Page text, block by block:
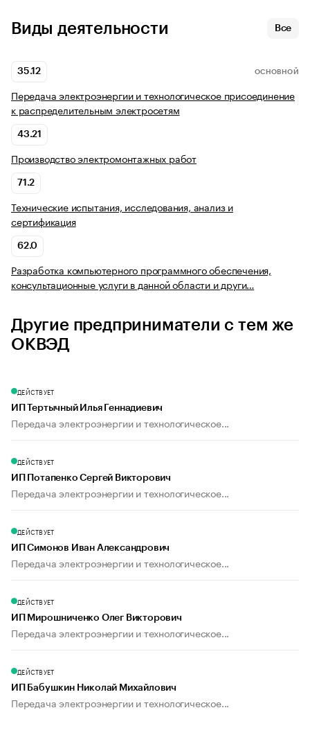
Виды деятельности Все
35.12 ОСНОВНОЙ
Передача электроэнергии и технологическое присоединение
к распределительным электросетям
43.21
Производство электромонтажных работ
71.2
Технические испытания, исследования, анализ и
сертификация
62.0
Разработка компьютерного программного обеспечения,
консультационные услуги в данной области и други…
Другие предприниматели с тем же
ОКВЭД
ДЕЙСТВУЕТ
ИП Тертычный Илья Геннадиевич
Передача электроэнергии и технологическое...
ДЕЙСТВУЕТ
ИП Потапенко Сергей Викторович
Передача электроэнергии и технологическое...
ДЕЙСТВУЕТ
ИП Симонов Иван Александрович
Передача электроэнергии и технологическое...
ДЕЙСТВУЕТ
ИП Мирошниченко Олег Викторович
Передача электроэнергии и технологическое...
ДЕЙСТВУЕТ
ИП Бабушкин Николай Михайлович
Передача электроэнергии и технологическое...